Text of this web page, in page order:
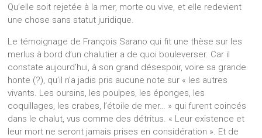
Qu’elle soit rejetée à la mer, morte ou vive, et elle redevient
une chose sans statut juridique.
Le témoignage de François Sarano qui fit une thèse sur les
merlus à bord d’un chalutier a de quoi bouleverser. Car il
constate aujourd’hui, à son grand désespoir, voire sa grande
honte (?), qu’il n’a jadis pris aucune note sur « les autres
vivants. Les oursins, les poulpes, les éponges, les
coquillages, les crabes, l’étoile de mer… » qui furent coincés
dans le chalut, vus comme des détritus. « Leur existence et
leur mort ne seront jamais prises en considération ». Et de